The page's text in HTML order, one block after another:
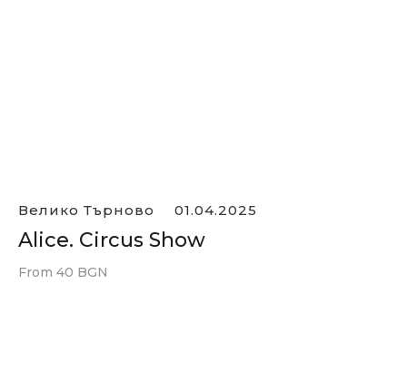
Велико Търново 01.04.2025
Alice. Circus Show
From 40 BGN